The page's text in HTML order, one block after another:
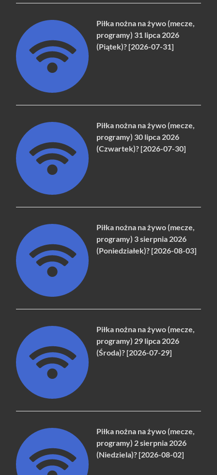
Piłka nożna na żywo (mecze,
programy) 31 lipca 2026
(Piątek)? [2026-07-31]
Piłka nożna na żywo (mecze,
programy) 30 lipca 2026
(Czwartek)? [2026-07-30]
Piłka nożna na żywo (mecze,
programy) 3 sierpnia 2026
(Poniedziałek)? [2026-08-03]
Piłka nożna na żywo (mecze,
programy) 29 lipca 2026
(Środa)? [2026-07-29]
Piłka nożna na żywo (mecze,
programy) 2 sierpnia 2026
(Niedziela)? [2026-08-02]